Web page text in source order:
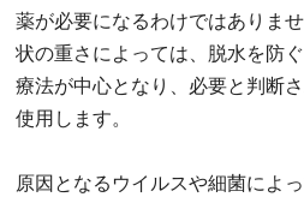
薬が必要になるわけではありま
状の重さによっては、脱水を防
療法が中心となり、必要と判断
使用します。
原因となるウイルスや細菌によ